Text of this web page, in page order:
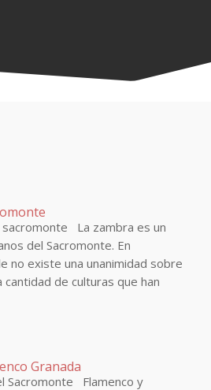
sacromonte La zambra es un
del Sacromonte. En
no existe una unanimidad sobre
de culturas que han
Granada
Sacromonte Flamenco y